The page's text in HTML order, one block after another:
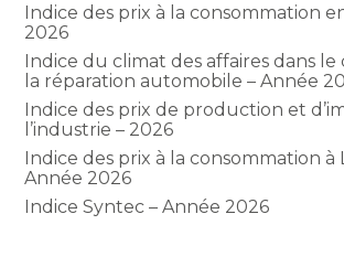
Indice des prix à la consommation
2026
Indice du climat des affaires dans
la réparation automobile – Année
Indice des prix de production et
l’industrie – 2026
Indice des prix à la consommation à
Année 2026
Indice Syntec – Année 2026